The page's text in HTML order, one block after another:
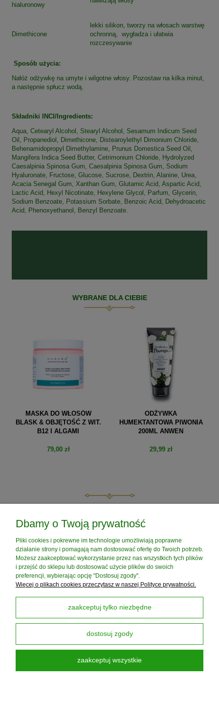
hialuronowy
Dimethicone
lekki silikon, tworzy na włosach warstwę
ochronną, wygładza i ułatwia
rozczesywanie
Sposób użycia:
Nałóż odżywkę na umyte i wilgotne włosy. Pozostaw na kilka minut,
a następnie spłucz wodą.
Składniki INCI/Ingredients:
Aqua, Cetearyl Alcohol, Stearyl Alcohol, Sesamum Indicum Seed
Oil, Propanediol, Dimethicone, Distearoylethyl Dimonium Chloride,
Behenamidopropyl Dimethylamine, Prunus Domestica Seed Oil,
Mangifera Indica Seed Butter, Cetrimonium Chloride, Hydrolyzed
Caesalpinia Spinosa Gum, Caesalpinia Spinosa Gum, Sodium
Hyaluronate, Fructose, Glucose, Sucrose, Dextrin, Alanine, Urea,
Acacia Senegal Gum, Xanthan Gum, Glutamic Acid, Aspartic Acid,
Lactic Acid, Hexyl Nicotinate, Hexylene Glycol, Parfum, Glycerin,
Sodium Benzoate, Potassium Sorbate, Benzoic Acid, Dehydroacetic
Acid, Phenoxyethanol, Benzyl Benzoate.
WYBRANE DLA CIEBIE
MASKA DO WŁOSÓW
BLASK & OBJĘTOŚĆ Z WIT.
B12 I ALGAMI
79,00 zł
do koszyka
ODŻYWKA
HUMEKTANTOWA PIWONIA
200ML ANWEN
29,99 zł
do koszyka
MOJE KONTO
PŁATNOŚCI I DOSTAWA
INFORMACJE
O NAS
Darmowa Dostawa od 199 zł
Dbamy o Twoją prywatność
Pliki cookies i pokrewne im technologie umożliwiają poprawne
działanie strony i pomagają nam dostosować ofertę do Twoich potrzeb.
Możesz zaakceptować wykorzystanie przez nas wszystkich tych plików
i przejść do sklepu lub dostosować użycie plików do swoich
preferencji, wybierając opcję "Dostosuj zgody".
Więcej o plikach cookies przeczytasz w naszej Polityce prywatności.
zaakceptuj tylko niezbędne
dostosuj zgody
zaakceptuj wszystkie